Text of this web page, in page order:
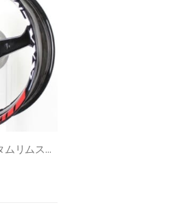
AXXLオリジナル カスタムリムステッカー SP1